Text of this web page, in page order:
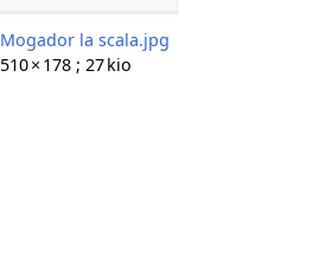
Mogador la scala.jpg
510 × 178 ; 27 kio